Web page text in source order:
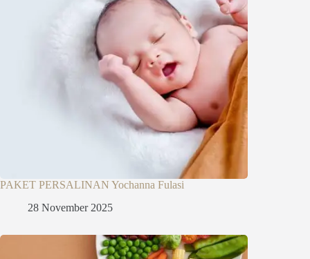
PAKET PERSALINAN Yochanna Fulasi
28 November 2025